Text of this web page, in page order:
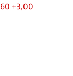
+3,00